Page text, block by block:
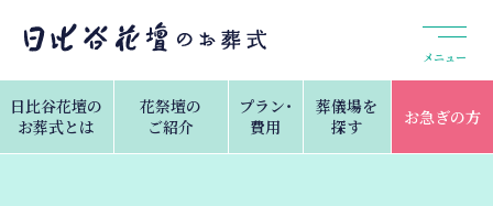
メニュー
日比谷花壇の
お葬式とは
花祭壇の
ご紹介
プラン・
費用
葬儀場を
探す
お急ぎの方